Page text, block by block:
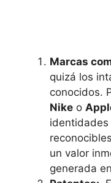
Marcas
quizá los‌
⁤conocidos.
Nike o
identidades
un valor
generada